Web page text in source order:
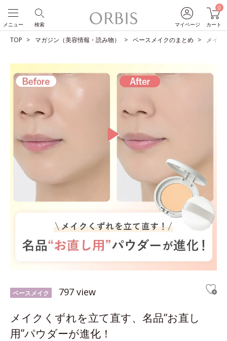
マイページ
0
カート
検索
メニュー
TOP マガジン（美容情報・読み物） ベースメイクのまとめ メイク
ベースメイク 797 view
メイクくずれを立て直す、名品“お直し
用”パウダーが進化！